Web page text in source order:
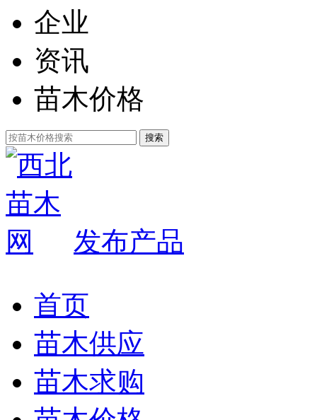
企业
资讯
苗木价格
发布产品
首页
苗木供应
苗木求购